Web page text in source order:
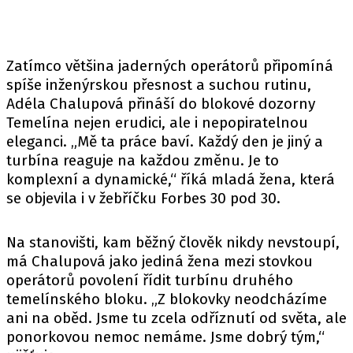
Zatímco většina jaderných operátorů připomíná
spíše inženýrskou přesnost a suchou rutinu,
Adéla Chalupová přináší do blokové dozorny
Temelína nejen erudici, ale i nepopiratelnou
eleganci. „Mě ta práce baví. Každý den je jiný a
turbína reaguje na každou změnu. Je to
komplexní a dynamické,“ říká mladá žena, která
se objevila i v žebříčku Forbes 30 pod 30.
Na stanovišti, kam běžný člověk nikdy nevstoupí,
má Chalupová jako jediná žena mezi stovkou
operátorů povolení řídit turbínu druhého
temelínského bloku. „Z blokovky neodcházíme
ani na oběd. Jsme tu zcela odříznutí od světa, ale
ponorkovou nemoc nemáme. Jsme dobrý tým,“